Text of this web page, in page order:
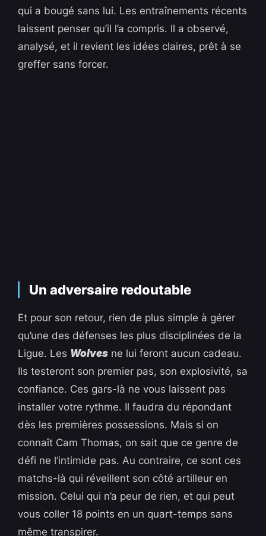
qui a bougé sans lui. Les entraînements récents
laissent penser qu’il l’a compris. Il a observé,
analysé, et il revient les idées claires, prêt à se
greffer sans forcer.
Un adversaire redoutable
Et pour son retour, rien de plus simple à gérer
qu’une des défenses les plus disciplinées de la
Ligue. Les Wolves ne lui feront aucun cadeau.
Ils testeront son premier pas, son explosivité, sa
confiance. Ces gars-là ne vous laissent pas
installer votre rythme. Il faudra du répondant
dès les premières possessions. Mais si on
connaît Cam Thomas, on sait que ce genre de
défi ne l’intimide pas. Au contraire, ce sont ces
matchs-là qui réveillent son côté artilleur en
mission. Celui qui n’a peur de rien, et qui peut
vous coller 18 points en un quart-temps sans
même transpirer.